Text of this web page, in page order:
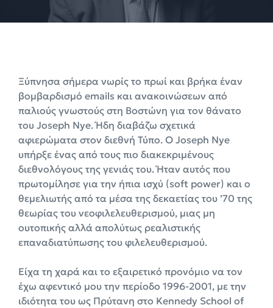
Ξύπνησα σήμερα νωρίς το πρωί και βρήκα έναν
βομβαρδισμό emails και ανακοινώσεων από
παλιούς γνωστούς στη Βοστώνη για τον θάνατο
του Joseph Nye. Ήδη διαβάζω σχετικά
αφιερώματα στον διεθνή Τύπο. Ο Joseph Nye
υπήρξε ένας από τους πιο διακεκριμένους
διεθνολόγους της γενιάς του. Ήταν αυτός που
πρωτομίλησε για την ήπια ισχύ (soft power) και ο
θεμελιωτής από τα μέσα της δεκαετίας του ’70 της
θεωρίας του νεοφιλελευθερισμού, μιας μη
ουτοπικής αλλά απολύτως ρεαλιστικής
επαναδιατύπωσης του φιλελευθερισμού.
Είχα τη χαρά και το εξαιρετικό προνόμιο να τον
έχω αφεντικό μου την περίοδο 1996-2001, με την
ιδιότητα του ως Πρύτανη στο Kennedy School of